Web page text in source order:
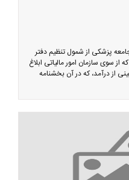
پزشکی از شمول تنظیم دفتر
سوی سازمان امور مالیاتی ابلاغ
از درآمد، که در آن بخشنامه